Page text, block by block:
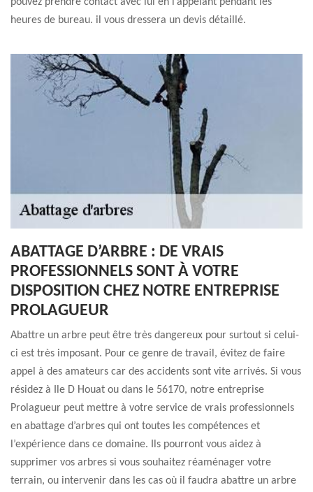
heures de bureau. il vous dressera un devis détaillé.
ABATTAGE D’ARBRE : DE VRAIS
PROFESSIONNELS SONT À VOTRE
DISPOSITION CHEZ NOTRE ENTREPRISE
PROLAGUEUR
Abattre un arbre peut être très dangereux pour surtout si celui-
ci est très imposant. Pour ce genre de travail, évitez de faire
appel à des amateurs car des accidents sont vite arrivés. Si vous
résidez à Ile D Houat ou dans le 56170, notre entreprise
Prolagueur peut mettre à votre service de vrais professionnels
en abattage d’arbres qui ont toutes les compétences et
l’expérience dans ce domaine. Ils pourront vous aidez à
supprimer vos arbres si vous souhaitez réaménager votre
terrain, ou intervenir dans les cas où il faudra abattre un arbre